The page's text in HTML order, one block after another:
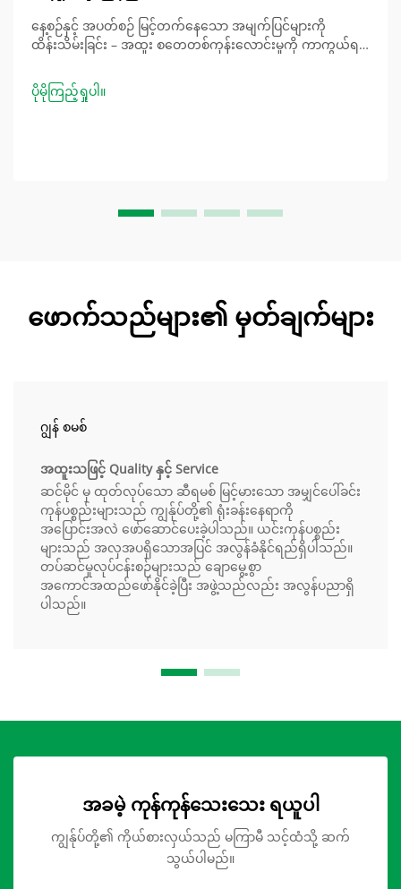
နေ့စဉ်နှင့် အပတ်စဉ် မြင့်တက်နေသော အမျက်ပြင်များကို
ထိန်းသိမ်းခြင်း – အထူး စတေတစ်ကုန်းလောင်းမှုကို ကာကွယ်ရန်
ကောលများ – မြင့်တက်နေသော အမျက်ပြင်များကို နေ့စဉ်
သန့်ရှင်းရာတွင် လျှပ်စစ်ဓာတ်ငုံးဖောက်ခြင်း (ESD) ပျက်စီးမှုများမှ
ပိုမိုကြည့်ရှုပါ။
ဖောက်သည်များ၏ မှတ်ချက်များ
ဂျွန် စမစ်
အထူးသဖြင့် Quality နှင့် Service
ဆင်မိုင် မှ ထုတ်လုပ်သော ဆီရမစ် မြင့်မားသော အမျှင်ပေါ်ခင်း
ကုန်ပစ္စည်းများသည် ကျွန်ုပ်တို့၏ ရုံးခန်းနေရာကို
အပြောင်းအလဲ ဖော်ဆောင်ပေးခဲ့ပါသည်။ ယင်းကုန်ပစ္စည်း
များသည် အလှအပရှိသောအပြင် အလွန်ခံနိုင်ရည်ရှိပါသည်။
တပ်ဆင်မှုလုပ်ငန်းစဉ်များသည် ချောမွေ့စွာ
အကောင်အထည်ဖော်နိုင်ခဲ့ပြီး အဖွဲ့သည်လည်း အလွန်ပညာရှိ
ပါသည်။
အခမဲ့ ကုန်ကုန်သေးသေး ရယူပါ
ကျွန်ုပ်တို့၏ ကိုယ်စားလှယ်သည် မကြာမီ သင့်ထံသို့ ဆက်
သွယ်ပါမည်။